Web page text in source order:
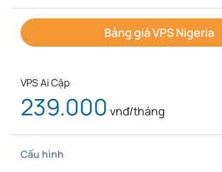
Bảng giá VPS Nigeria
VPS Ai Cập
239.000 vnđ/tháng
Cấu hình